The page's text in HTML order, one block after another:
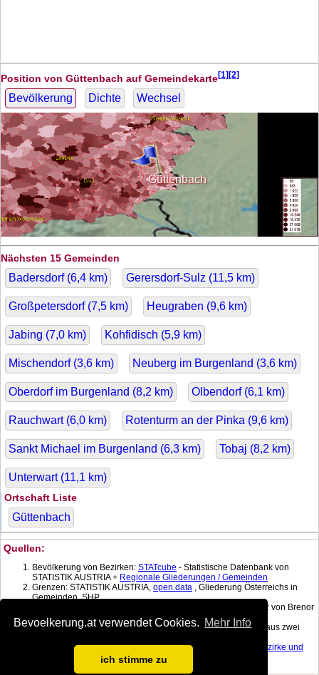
Bevoelkerung.at verwendet Cookies. Mehr Info
ich stimme zu
Position von Güttenbach auf Gemeindekarte[1][2]
Bevölkerung Dichte Wechsel
Güttenbach
Nächsten 15 Gemeinden
Badersdorf (6,4 km) Gerersdorf-Sulz (11,5 km)
Großpetersdorf (7,5 km) Heugraben (9,6 km)
Jabing (7,0 km) Kohfidisch (5,9 km)
Mischendorf (3,6 km) Neuberg im Burgenland (3,6 km)
Oberdorf im Burgenland (8,2 km) Olbendorf (6,1 km)
Rauchwart (6,0 km) Rotenturm an der Pinka (9,6 km)
Sankt Michael im Burgenland (6,3 km) Tobaj (8,2 km)
Unterwart (11,1 km)
Ortschaft Liste
Güttenbach
Quellen:
Bevölkerung von Bezirken: STATcube - Statistische Datenbank von
STATISTIK AUSTRIA + Regionale Gliederungen / Gemeinden
Grenzen: STATISTIK AUSTRIA, open.data , Gliederung Österreichs in
Gemeinden, SHP
1.2 von Brenor
Brophy
Bevölkerung am Datum: Berechnet mit linearer Interpolation aus zwei
Dauersiedlungsraum derGemeinden
, Politischen Bezirke und
, Gebietsstand 1.1.2017